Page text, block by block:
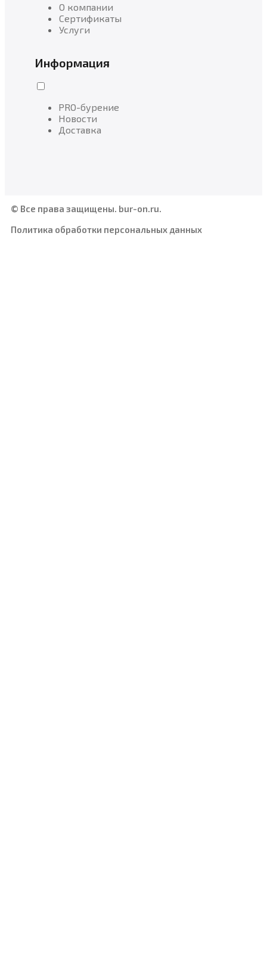
О компании
Сертификаты
Услуги
Информация
PRO-бурение
Новости
Доставка
© Все права защищены. bur-on.ru.
Политика обработки персональных данных